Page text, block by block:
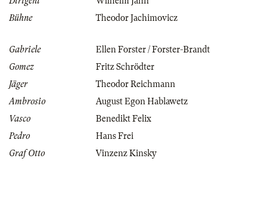
Bühne
Theodor Jachimovicz
Gabriele
Ellen Forster / Forster-Brandt
Gomez
Fritz Schrödter
Jäger
Theodor Reichmann
Ambrosio
August Egon Hablawetz
Vasco
Benedikt Felix
Pedro
Hans Frei
Graf Otto
Vinzenz Kinsky